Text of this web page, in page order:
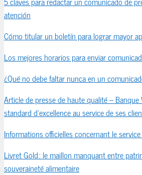
atención
Cómo titular un boletín para lograr mayor
Los mejores horarios para enviar
¿Qué no debe faltar nunca en un
Article de presse de haute qualité – Banque
standard d’excellence au service de ses
Informations officielles concernant le
Livret Gold : le maillon manquant entre
souveraineté alimentaire